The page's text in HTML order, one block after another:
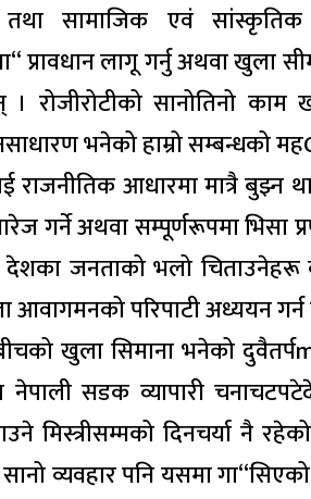
तथा सामाजिक एवं
लागू गर्नु अथवा खुला
सानोतिनो काम
भनेको हाम्रो सम्बन्धको
आधारमा मात्रै बुझ्न
गर्ने अथवा सम्पूर्णरूपमा भिसा
देशका जनताको भलो
परिपाटी अध्ययन गर्न
खुला सिमाना भनेको दुवैतर्पm
नेपाली सडक व्यापारी
मिस्त्रीसम्मको दिनचर्या नै
व्यवहार पनि यसमा